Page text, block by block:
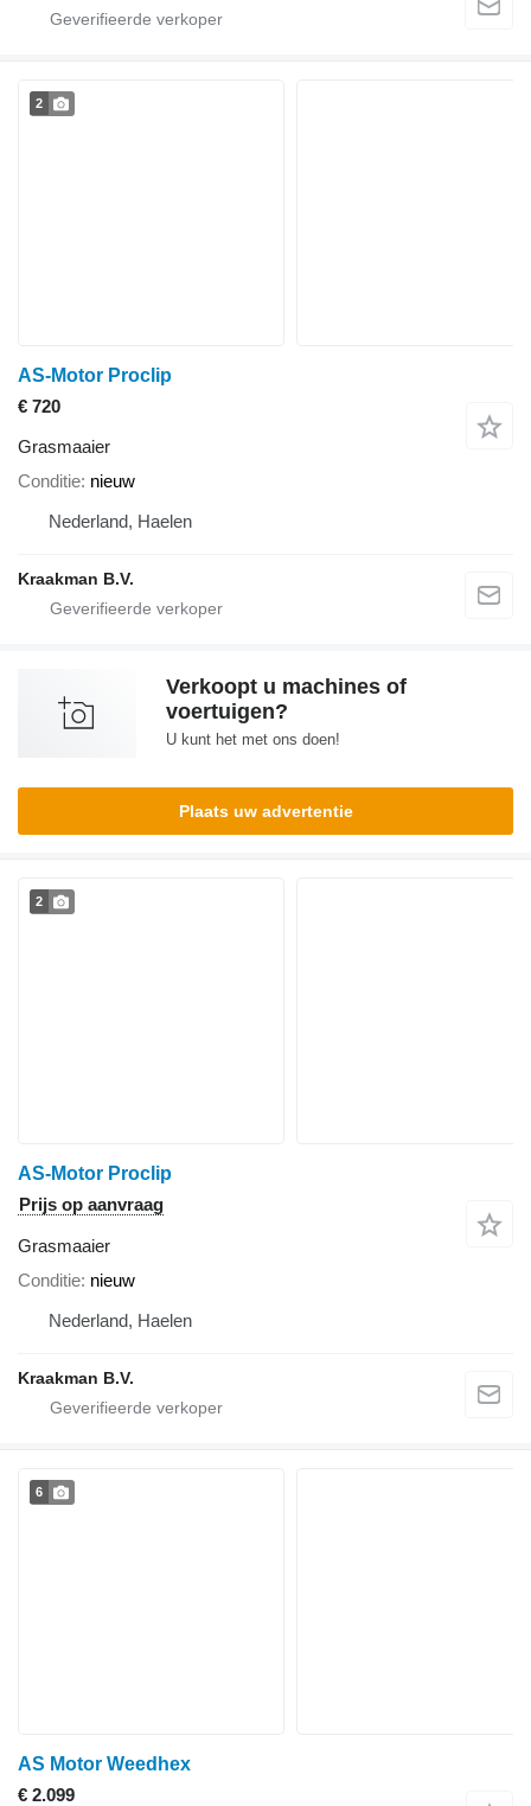
2
AS-Motor Proclip
€ 720
Grasmaaier
Conditie nieuw
Nederland, Haelen
Kraakman B.V.
Verkoopt u machines of
voertuigen?
U kunt het met ons doen!
Plaats uw advertentie
2
AS-Motor Proclip
Prijs op aanvraag
Grasmaaier
Conditie nieuw
Nederland, Haelen
Kraakman B.V.
6
AS Motor Weedhex
€ 2.099